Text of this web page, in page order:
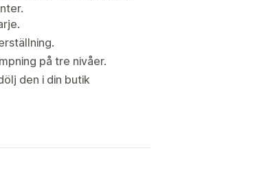
på tre nivåer.
den i din butik